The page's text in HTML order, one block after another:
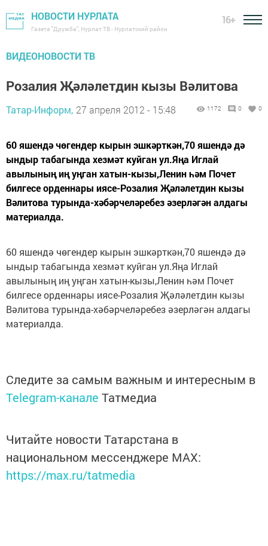
НОВОСТИ НУРЛАТА
Газета "Дружба", Нурлат ТВ - Нурлатский район
16+
ВИДЕОНОВОСТИ ТВ
Розалия Җәләлетдин кызы Вәлитова
Татар-Информ, 27 апреля 2012 - 15:48 1172 0 0
60 яшендә чөгендер кырын эшкәрткән,70 яшендә дә
ындыр табагында хезмәт куйган ул.Яңа Иглай
авылының иң уңган хатын-кызы,Ленин һәм Почет
билгесе орденнары иясе-Розалия Җәләлетдин кызы
Вәлитова турында-хәбәрчеләребез әзерләгән алдагы
материалда.
60 яшендә чөгендер кырын эшкәрткән,70 яшендә дә
ындыр табагында хезмәт куйган ул.Яңа Иглай
авылының иң уңган хатын-кызы,Ленин һәм Почет
билгесе орденнары иясе-Розалия Җәләлетдин кызы
Вәлитова турында-хәбәрчеләребез әзерләгән алдагы
материалда.
Следите за самым важным и интересным в
Telegram-канале Татмедиа
Читайте новости Татарстана в
национальном мессенджере MАХ:
https://max.ru/tatmedia